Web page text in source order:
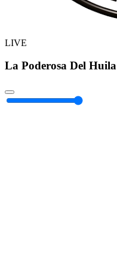
LIVE
La Poderosa Del Huila